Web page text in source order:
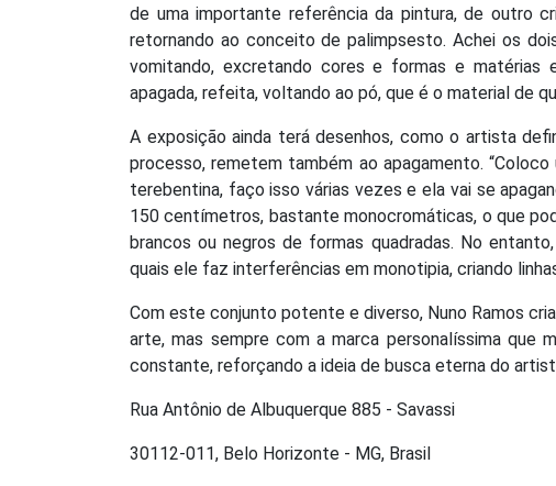
de uma importante referência da pintura, de outro
retornando ao conceito de palimpsesto. Achei os
vomitando, excretando cores e formas e matérias
apagada, refeita, voltando ao pó, que é o material de
A exposição ainda terá desenhos, como o artista
processo, remetem também ao apagamento.
terebentina, faço isso várias vezes e ela vai se
150 centímetros, bastante monocromáticas, o que
brancos ou negros de formas quadradas. No
quais ele faz interferências em monotipia, criando
Com este conjunto potente e diverso, Nuno Ramos
arte, mas sempre com a marca personalíssima que
constante, reforçando a ideia de busca eterna do
Rua Antônio de Albuquerque 885 - Savassi
30112-011, Belo Horizonte - MG, Brasil